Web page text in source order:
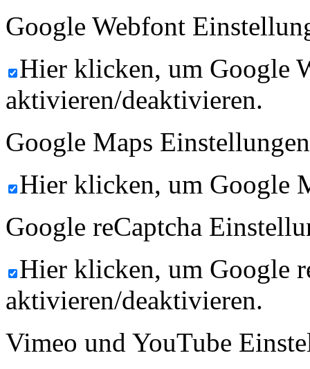
Google Webfont
Hier klicken, um Google
aktivieren/deaktivieren.
Google Maps
Hier klicken, um Google
Google reCaptcha
Hier klicken, um Google
aktivieren/deaktivieren.
Vimeo und YouTube